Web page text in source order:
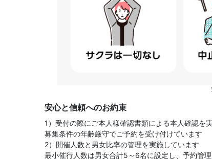
安心と信頼へのお約束
1）受付の際にご本人様確認書類による本人確認を
募集条件の年齢厳守でご予約を受け付けています
2）開催人数と男女比率の管理を実施しています
最小催行人数は男女合計5～6名に設定し、予約管